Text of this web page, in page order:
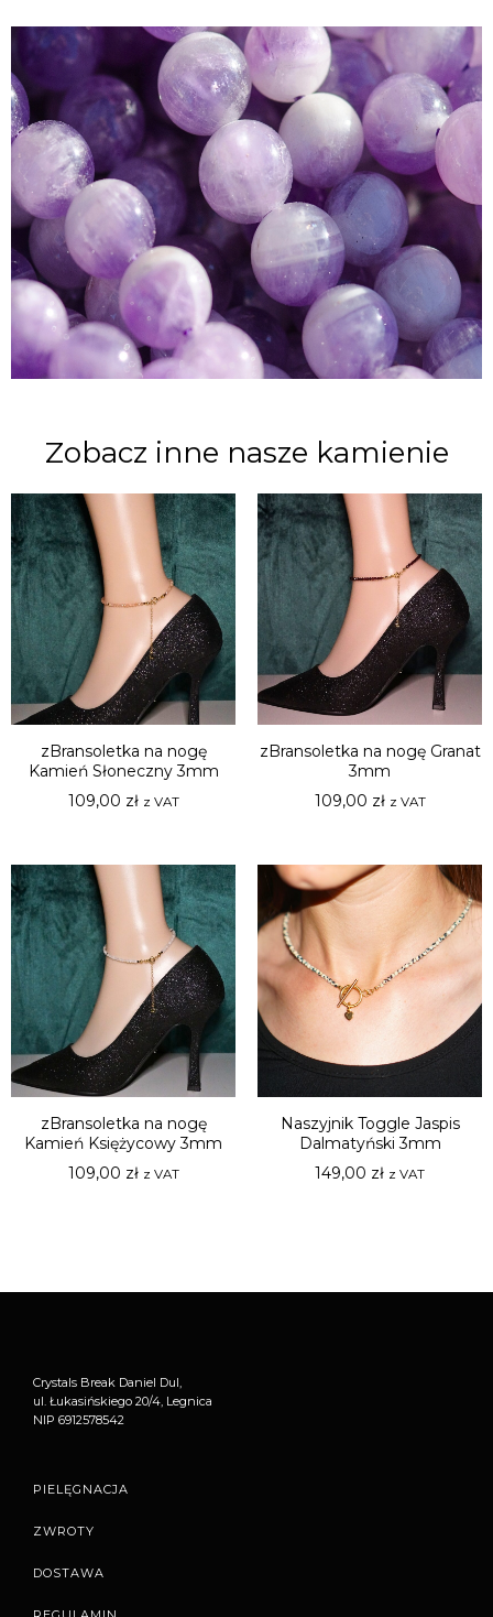
Zobacz inne nasze kamienie
zBransoletka na nogę
Kamień Słoneczny 3mm
109,00 zł z VAT
zBransoletka na nogę Granat
3mm
109,00 zł z VAT
zBransoletka na nogę
Kamień Księżycowy 3mm
109,00 zł z VAT
Naszyjnik Toggle Jaspis
Dalmatyński 3mm
149,00 zł z VAT
Crystals Break Daniel Dul,
ul. Łukasińskiego 20/4, Legnica
NIP 6912578542
PIELĘGNACJA
ZWROTY
DOSTAWA